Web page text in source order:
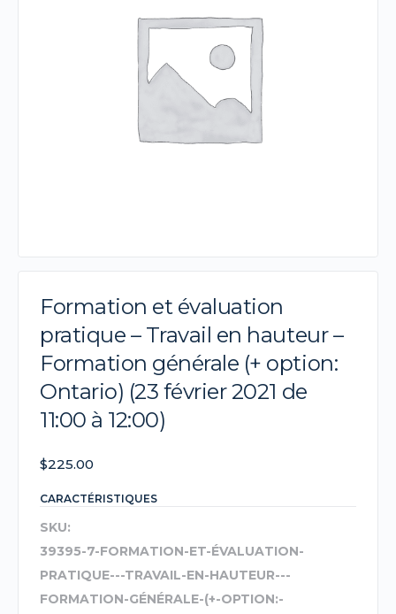
Formation et évaluation
pratique – Travail en hauteur –
Formation générale (+ option:
Ontario) (23 février 2021 de
11:00 à 12:00)
$225.00
CARACTÉRISTIQUES
SKU:
39395-7-FORMATION-ET-ÉVALUATION-
PRATIQUE---TRAVAIL-EN-HAUTEUR---
FORMATION-GÉNÉRALE-(+-OPTION:-